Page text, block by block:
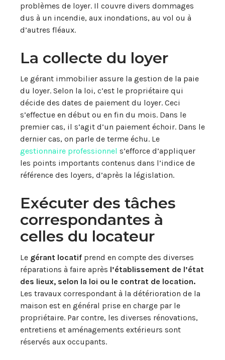
problèmes de loyer. Il couvre divers dommages
dus à un incendie, aux inondations, au vol ou à
d’autres fléaux.
La collecte du loyer
Le gérant immobilier assure la gestion de la paie
du loyer. Selon la loi, c’est le propriétaire qui
décide des dates de paiement du loyer. Ceci
s’effectue en début ou en fin du mois. Dans le
premier cas, il s’agit d’un paiement échoir. Dans le
dernier cas, on parle de terme échu. Le
gestionnaire professionnel s’efforce d’appliquer
les points importants contenus dans l’indice de
référence des loyers, d’après la législation.
Exécuter des tâches
correspondantes à
celles du locateur
Le gérant locatif prend en compte des diverses
réparations à faire après l’établissement de l’état
des lieux, selon la loi ou le contrat de location.
Les travaux correspondant à la détérioration de la
maison est en général prise en charge par le
propriétaire. Par contre, les diverses rénovations,
entretiens et aménagements extérieurs sont
réservés aux occupants.